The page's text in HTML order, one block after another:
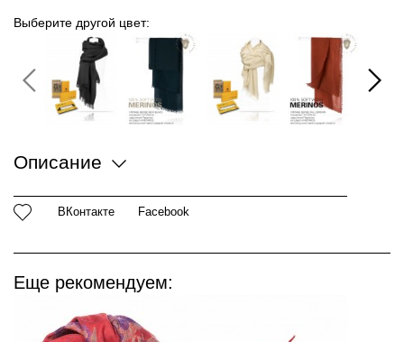
Выберите другой цвет:
Описание
ВКонтакте Facebook
Еще рекомендуем: